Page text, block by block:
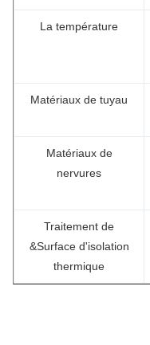
La température
Matériaux de tuyau
Matériaux de
nervures
Traitement de
&Surface d'isolation
thermique